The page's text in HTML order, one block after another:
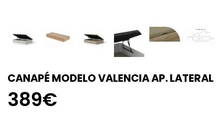
CANAPÉ MODELO VALENCIA AP. LATERAL
389€